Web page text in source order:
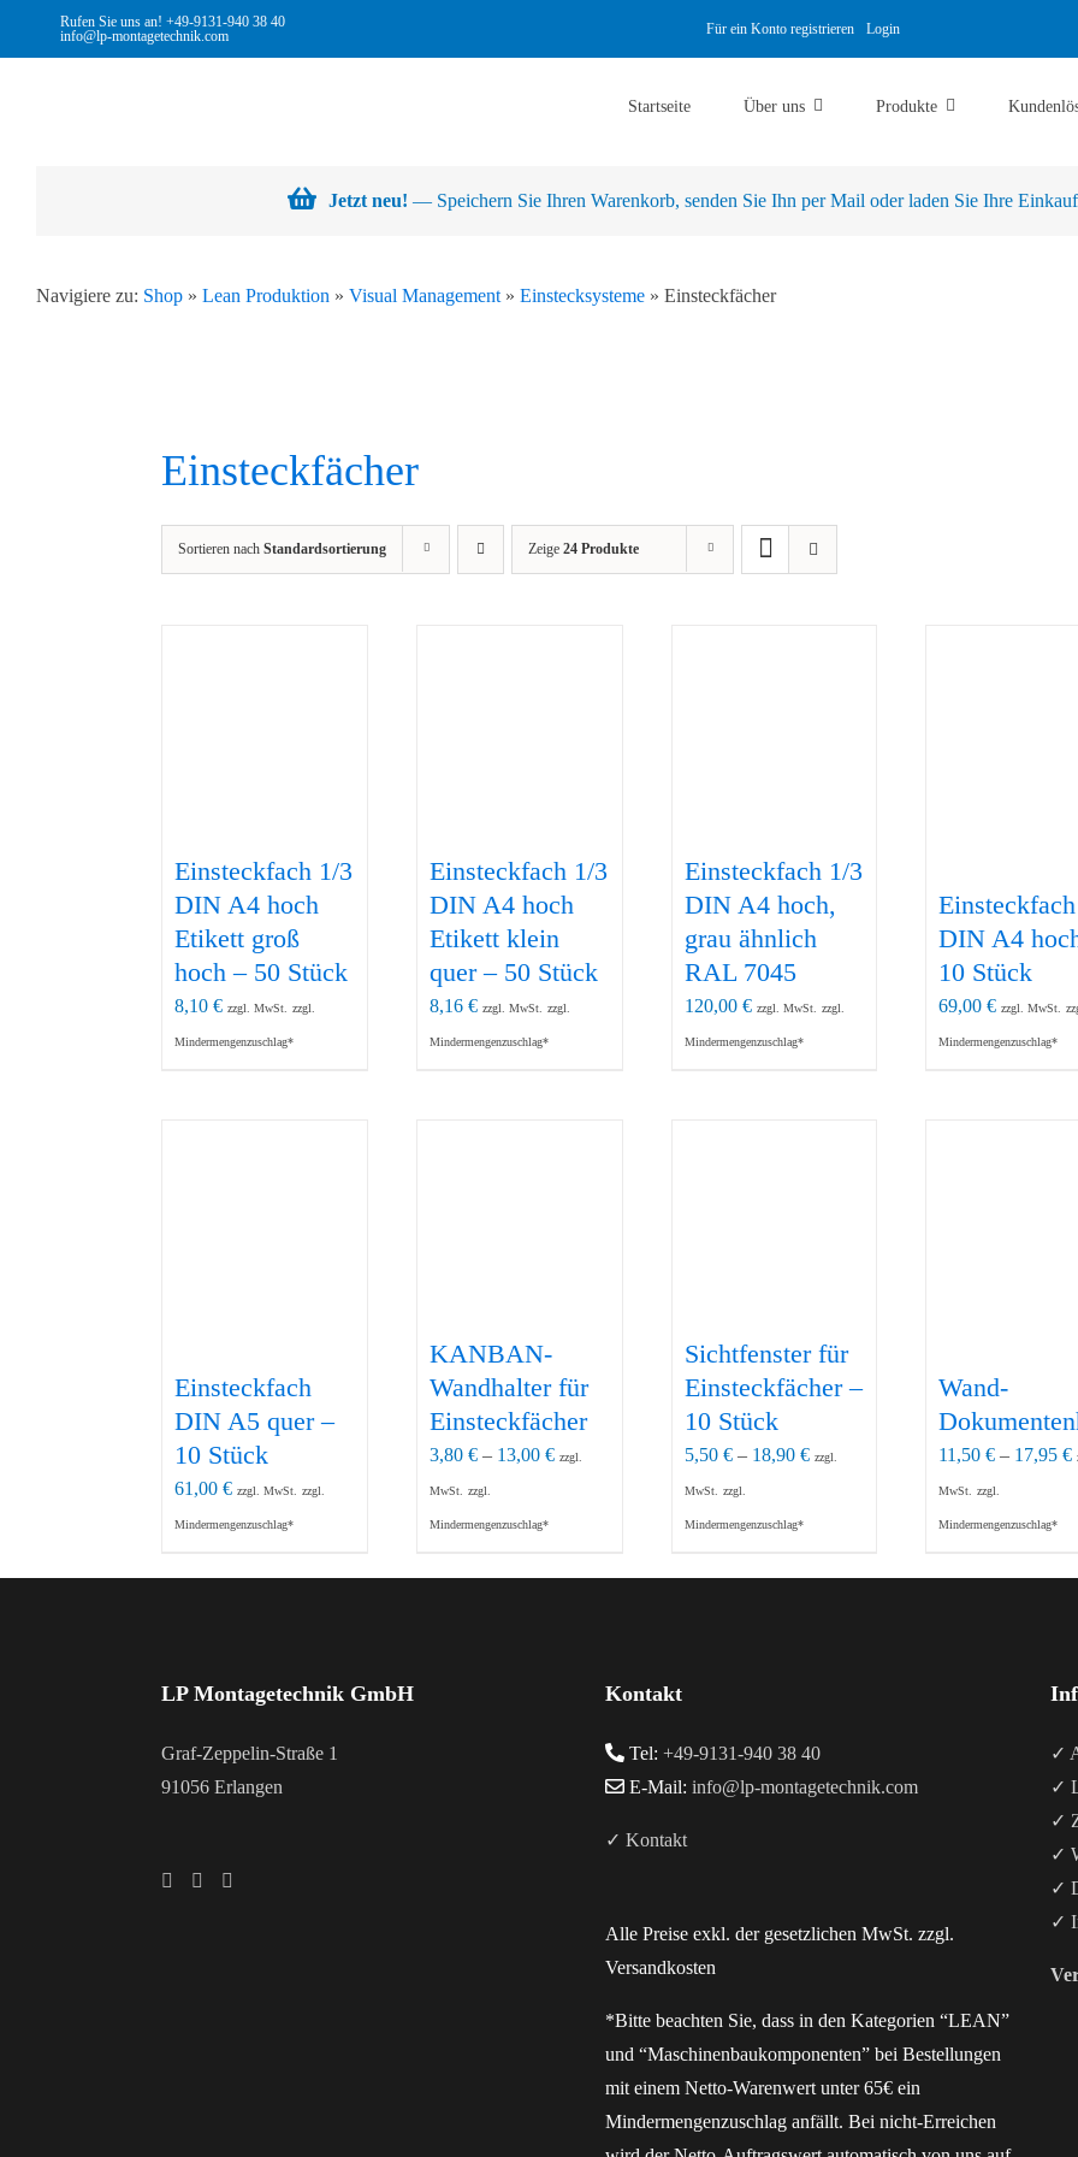
Rufen Sie uns an! +49-9131-940 38 40
info@lp-montagetechnik.com
Für ein Konto registrieren Login
Startseite Über uns Produkte
Jetzt neu! — Speichern Sie Ihren Warenkorb, senden Sie Ihn per Mail oder laden Sie Ihre
Navigiere zu: Shop» Lean Produktion » Visual Management» Einstecksysteme» Einsteckfächer
Einsteckfächer
Sortieren nachStandardsortierung Zeige24 Produkte
Einsteckfach 1/3
DIN A4 hoch
Etikett groß
hoch – 50 Stück
8,10€ zzgl. MwSt. zzgl.
Mindermengenzuschlag*
Einsteckfach 1/3
DIN A4 hoch
Etikett klein
quer – 50 Stück
8,16 € zzgl. MwSt. zzgl.
Mindermengenzuschlag*
Einsteckfach 1/3
DIN A4 hoch,
grau ähnlich
RAL 7045
120,00 € zzgl. MwSt. zzgl.
Mindermengenzuschlag*
Einsteckfach
DIN A4
10 Stück
69,00€ zzgl. MwSt.
Mindermengenzuschlag*
Einsteckfach
DIN A5 quer –
10 Stück
61,00€ zzgl. MwSt. zzgl.
Mindermengenzuschlag*
KANBAN-
Wandhalter für
Einsteckfächer
3,80 € – 13,00 € zzgl.
MwSt. zzgl.
Mindermengenzuschlag*
Sichtfenster für
Einsteckfächer –
10 Stück
5,50 €– 18,90 € zzgl.
MwSt. zzgl.
Mindermengenzuschlag*
Wand-
11,50€ – 17,95€
MwSt. zzgl.
Mindermengenzuschlag*
LP Montagetechnik GmbH
Graf-Zeppelin-Straße 1
91056 Erlangen
Kontakt
Tel:+49-9131-940 38 40
E-Mail:info@lp-montagetechnik.com
✓ Kontakt
Alle Preise exkl. der gesetzlichen MwSt. zzgl.
Versandkosten
*Bitte beachten Sie, dass in den Kategorien “LEAN”
und “Maschinenbaukomponenten” bei Bestellungen
mit einem Netto-Warenwert unter 65€ ein
Mindermengenzuschlag anfällt. Bei nicht-Erreichen
✓
✓
✓
✓
✓
✓